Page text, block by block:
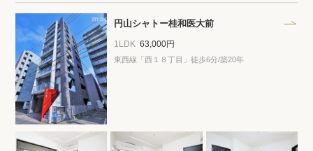
希望条件を伝えてプロに探してもらう
来店予約
各種お問い合わせ
高級賃貸物件コラム modern classについて
円山シャトー桂和医大前
1LDK 63,000円
東西線「西１８丁目」徒歩6分/築20年